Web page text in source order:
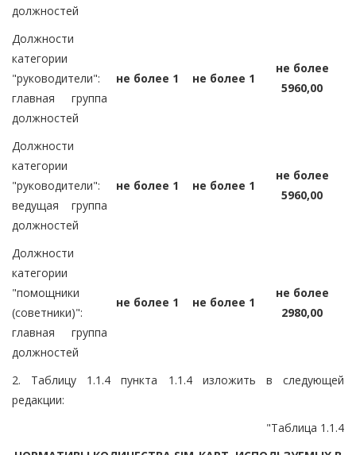
должностей
Должности
категории
"руководители":
главная группа
должностей
не более 1 не более 1
не более
5960,00
Должности
категории
"руководители":
ведущая группа
должностей
не более 1 не более 1
не более
5960,00
Должности
категории
"помощники
(советники)":
главная группа
должностей
не более 1 не более 1
не более
2980,00
2. Таблицу 1.1.4 пункта 1.1.4 изложить в следующей
редакции:
"Таблица 1.1.4